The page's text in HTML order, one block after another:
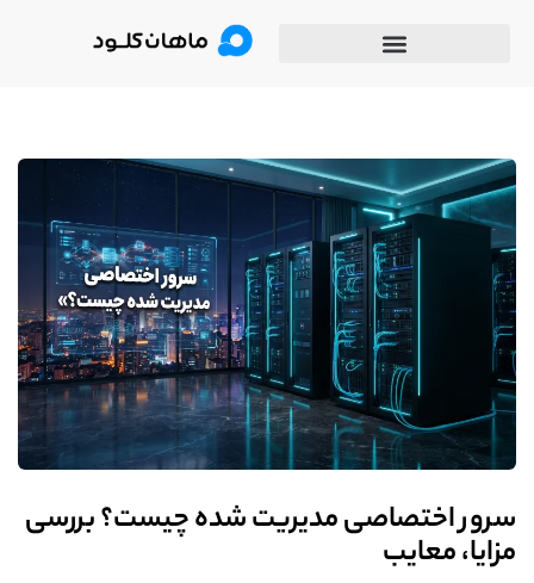
سرور اختصاصی مدیریت شده چیست؟ بررسی
مزایا، معایب